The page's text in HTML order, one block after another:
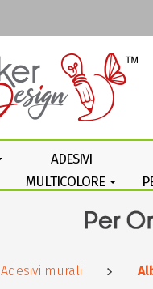
Adesivi murali
ADESIVI
MULTICOLORE